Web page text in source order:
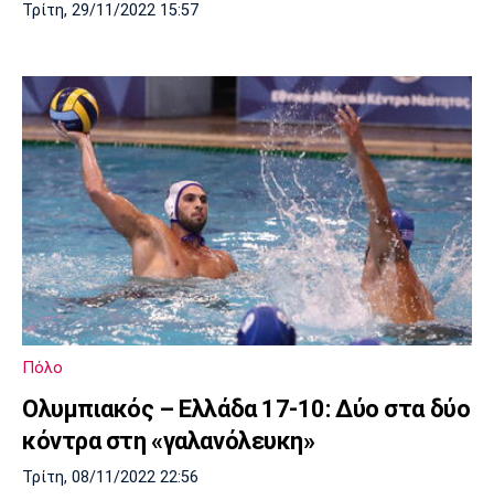
Τρίτη, 29/11/2022 15:57
Πόλο
Ολυμπιακός – Ελλάδα 17-10: Δύο στα δύο
κόντρα στη «γαλανόλευκη»
Τρίτη, 08/11/2022 22:56